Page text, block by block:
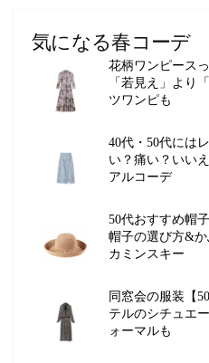
気になる春コーデ
花柄ワンピース
「若見え」より
ツワンピも
40代・50代には
い？痛い？いい
アルコーデ
50代おすすめ帽
帽子の選び方&
カミンスキー
同窓会の服装【
テルのシチュエ
ォーマルも